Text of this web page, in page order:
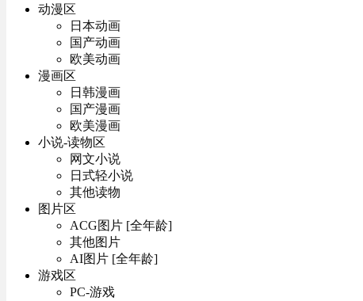
动漫区
日本动画
国产动画
欧美动画
漫画区
日韩漫画
国产漫画
欧美漫画
小说-读物区
网文小说
日式轻小说
其他读物
图片区
ACG图片 [全年龄]
其他图片
AI图片 [全年龄]
游戏区
PC-游戏